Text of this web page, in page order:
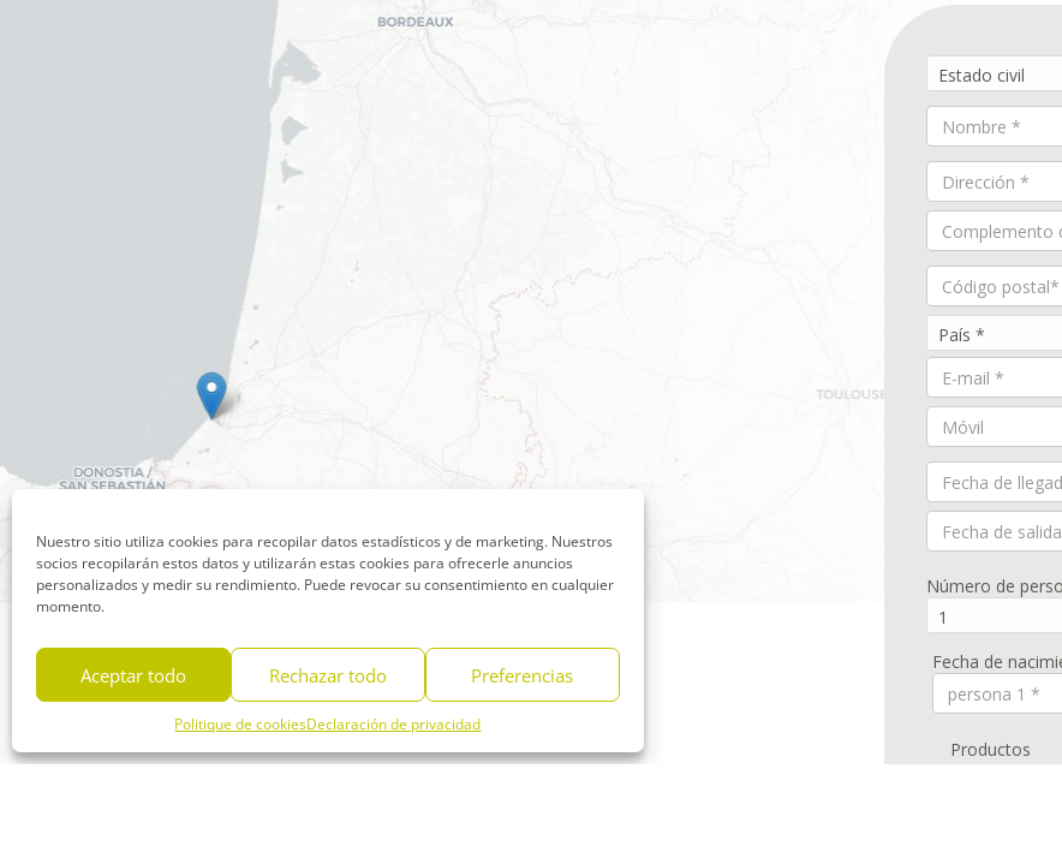
Nuestro sitio utiliza cookies para recopilar datos estadísticos y de marketing. Nuestros
socios recopilarán estos datos y utilizarán estas cookies para ofrecerle anuncios
personalizados y medir su rendimiento. Puede revocar su consentimiento en cualquier
momento.
Aceptar todo Rechazar todo Preferencias
Politique de cookiesDeclaración de privacidad